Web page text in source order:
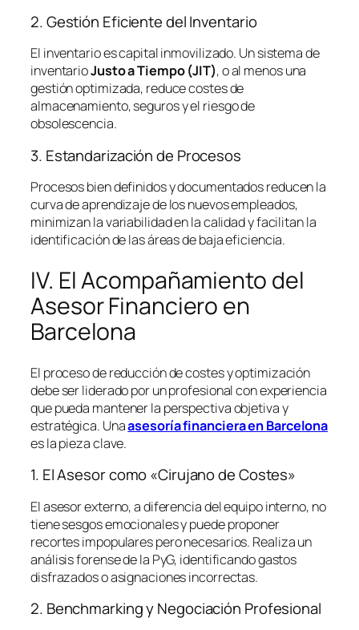
2. Gestión Eficiente del Inventario
El inventario es capital inmovilizado. Un sistema de
inventarioJusto a Tiempo (JIT), o al menos una
gestión optimizada, reduce costes de
almacenamiento, seguros y el riesgo de
obsolescencia.
3. Estandarización de Procesos
Procesos bien definidos y documentados reducen la
curva de aprendizaje de los nuevos empleados,
minimizan la variabilidad en la calidad y facilitan la
identificación de las áreas de baja eficiencia.
IV. El Acompañamiento del
Asesor Financiero en
Barcelona
El proceso de reducción de costes y optimización
debe ser liderado por un profesional con experiencia
que pueda mantener la perspectiva objetiva y
estratégica. Unaasesoría financiera en Barcelona
es la pieza clave.
1. El Asesor como «Cirujano de Costes»
El asesor externo, a diferencia del equipo interno, no
tiene sesgos emocionales y puede proponer
recortes impopulares pero necesarios. Realiza un
análisis forense de la PyG, identificando gastos
disfrazados o asignaciones incorrectas.
2. Benchmarking y Negociación Profesional